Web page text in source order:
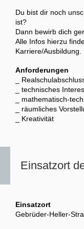
Du bist dir noch
ist?
Dann bewirb dich
Alle Infos hierzu
Karriere/Ausbildung.
Anforderungen
_
_ technisches
_ mathematisch-
_ räumliches
_ Kreativität
Einsatzort
Einsatzort
Gebrüder-Heller-